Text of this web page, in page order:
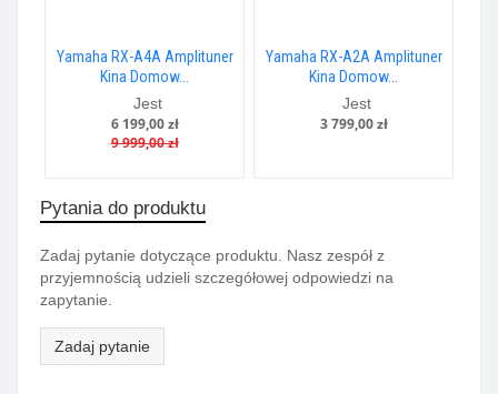
Yamaha RX-A4A Amplituner
Kina Domow...
Jest
6 199,00 zł
9 999,00 zł
Yamaha RX-A2A Amplituner
Kina Domow...
Jest
3 799,00 zł
Pytania do produktu
Zadaj pytanie dotyczące produktu. Nasz zespół z
przyjemnością udzieli szczegółowej odpowiedzi na
zapytanie.
Zadaj pytanie